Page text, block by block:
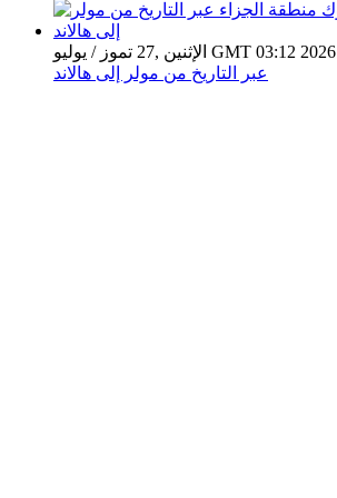
الإثنين ,27 تموز / يوليو GMT 03:12 2026
عبر التاريخ من مولر إلى هالاند